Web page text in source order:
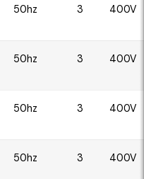
50hz 3 400V
50hz 3 400V
50hz 3 400V
50hz 3 400V